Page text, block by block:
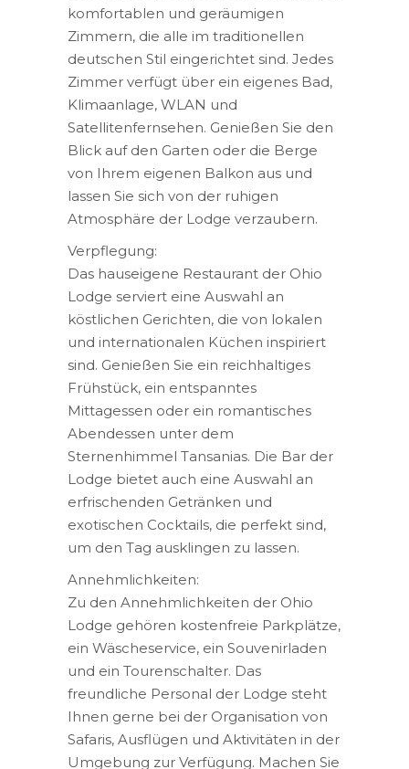
komfortablen und geräumigen
Zimmern, die alle im traditionellen
deutschen Stil eingerichtet sind. Jedes
Zimmer verfügt über ein eigenes Bad,
Klimaanlage, WLAN und
Satellitenfernsehen. Genießen Sie den
Blick auf den Garten oder die Berge
von Ihrem eigenen Balkon aus und
lassen Sie sich von der ruhigen
Atmosphäre der Lodge verzaubern.
Verpflegung:
Das hauseigene Restaurant der Ohio
Lodge serviert eine Auswahl an
köstlichen Gerichten, die von lokalen
und internationalen Küchen inspiriert
sind. Genießen Sie ein reichhaltiges
Frühstück, ein entspanntes
Mittagessen oder ein romantisches
Abendessen unter dem
Sternenhimmel Tansanias. Die Bar der
Lodge bietet auch eine Auswahl an
erfrischenden Getränken und
exotischen Cocktails, die perfekt sind,
um den Tag ausklingen zu lassen.
Annehmlichkeiten:
Zu den Annehmlichkeiten der Ohio
Lodge gehören kostenfreie Parkplätze,
ein Wäscheservice, ein Souvenirladen
und ein Tourenschalter. Das
freundliche Personal der Lodge steht
Ihnen gerne bei der Organisation von
Safaris, Ausflügen und Aktivitäten in der
Umgebung zur Verfügung. Machen Sie